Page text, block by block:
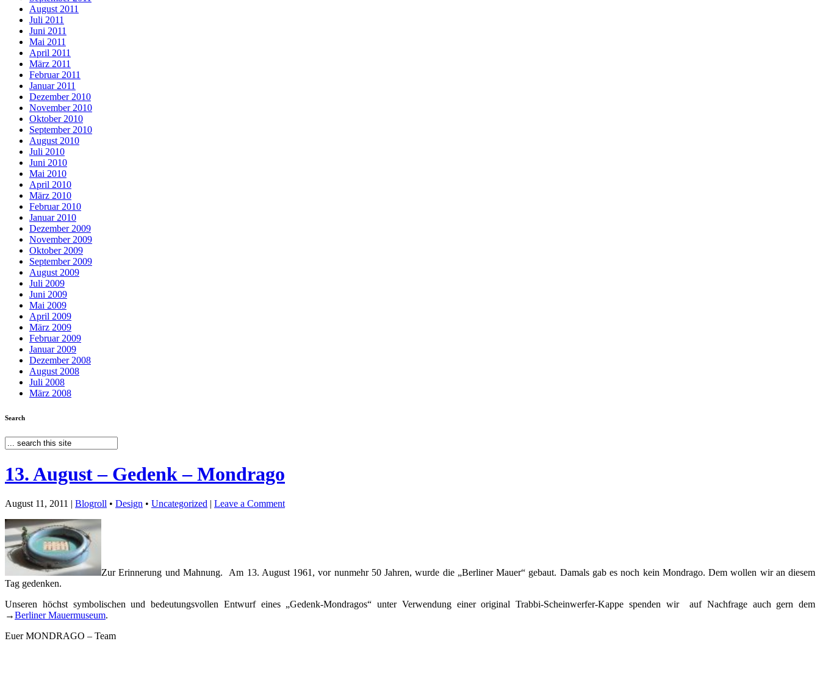
August 2011
Juli 2011
Juni 2011
Mai 2011
April 2011
März 2011
Februar 2011
Januar 2011
Dezember 2010
November 2010
Oktober 2010
September 2010
August 2010
Juli 2010
Juni 2010
Mai 2010
April 2010
März 2010
Februar 2010
Januar 2010
Dezember 2009
November 2009
Oktober 2009
September 2009
August 2009
Juli 2009
Juni 2009
Mai 2009
April 2009
März 2009
Februar 2009
Januar 2009
Dezember 2008
August 2008
Juli 2008
März 2008
Search
13. August – Gedenk – Mondrago
August 11, 2011 | Blogroll • Design • Uncategorized | Leave a Comment
Zur Erinnerung und Mahnung. Am 13. August 1961, vor nunmehr 50 Jahren, wurde die „Berliner Mauer“ gebaut. Damals gab es noch kein Mondrago. Dem wollen wir an diesem
Tag gedenken.
Unseren höchst symbolischen und bedeutungsvollen Entwurf eines „Gedenk-Mondragos“ unter Verwendung einer original Trabbi-Scheinwerfer-Kappe spenden wir auf Nachfrage auch gern dem
→Berliner Mauermuseum.
Euer MONDRAGO – Team